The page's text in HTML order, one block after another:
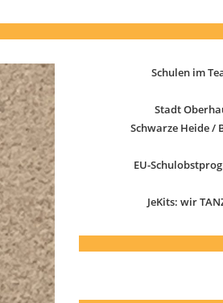
Schulen im
Stadt
Schwarze Heide /
EU-
JeKits: wir